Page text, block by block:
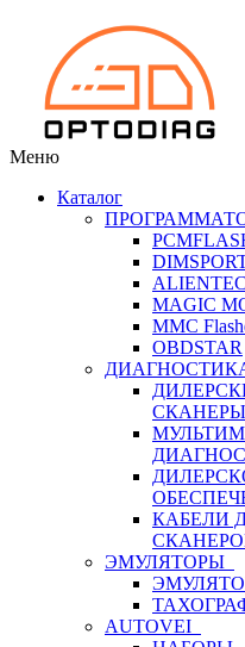
Меню
Каталог
MAGIC
MMC
OBDSTAR
СКАНЕРЫ
КАБЕЛИ
ЭМУЛЯТОРЫ
AUTOVEI